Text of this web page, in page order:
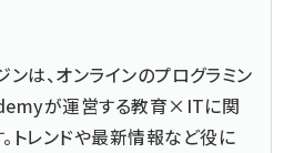
は、オンラインのプログラミン
が運営する教育×ITに関
トレンドや最新情報など役に